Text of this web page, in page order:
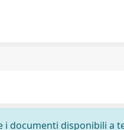
documenti disponibili a